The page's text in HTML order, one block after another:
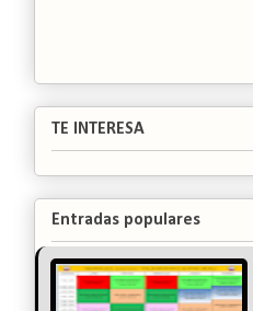
TE INTERESA
Entradas populares